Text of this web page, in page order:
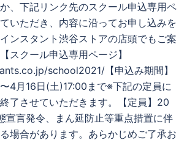
、下記リンク先のスクール申込専用ペ
いただき、内容に沿ってお申し込みを
ンスタント渋谷ストアの店頭でもご案
スクール申込専用ページ】
school2021/【申込み期間】
4月16日(土)17:00まで※下記の定員に
了させていただきます。【定員】20
宣言発令、まん延防止等重点措置に伴
場合があります。あらかじめご了承お